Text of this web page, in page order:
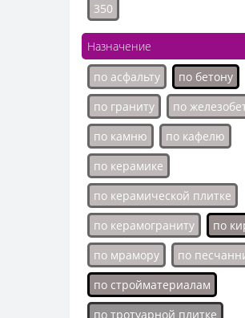
350
Назначение
по асфальту
по бетону
по граниту
по
по камню
по кафелю
по керамике
по керамической плитке
по керамограниту
по
по мрамору
по
по стройматериалам
по тротуарной плитке